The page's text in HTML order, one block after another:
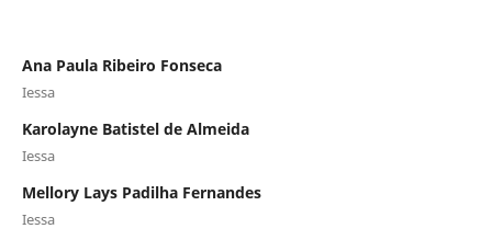
Ana Paula Ribeiro Fonseca
Iessa
Karolayne Batistel de Almeida
Iessa
Mellory Lays Padilha Fernandes
Iessa